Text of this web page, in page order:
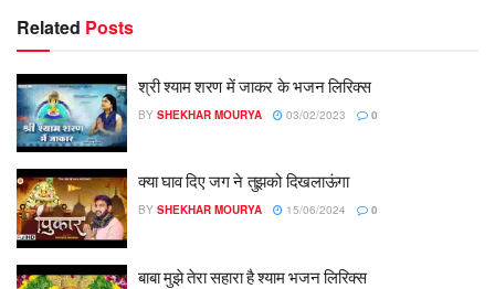
Related Posts
श्री श्याम शरण में जाकर के भजन लिरिक्स
BY SHEKHAR MOURYA 03/02/2023 0
क्या घाव दिए जग ने तुझको दिखलाऊंगा
BY SHEKHAR MOURYA 15/06/2024 0
बाबा मुझे तेरा सहारा है श्याम भजन लिरिक्स